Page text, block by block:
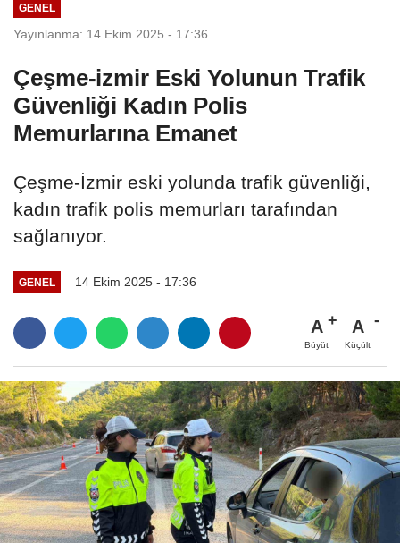
GENEL
Yayınlanma: 14 Ekim 2025 - 17:36
Çeşme-izmir Eski Yolunun Trafik
Güvenliği Kadın Polis
Memurlarına Emanet
Çeşme-İzmir eski yolunda trafik güvenliği,
kadın trafik polis memurları tarafından
sağlanıyor.
GENEL 14 Ekim 2025 - 17:36
A
Büyüt
A
Küçült